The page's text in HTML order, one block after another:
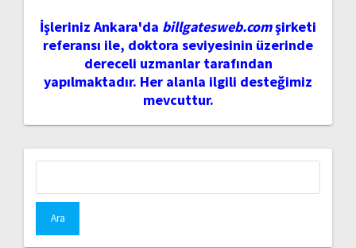
İşleriniz Ankara'da billgatesweb.comşirketi
referansı ile, doktora seviyesinin üzerinde
dereceli uzmanlar tarafından
yapılmaktadır. Her alanla ilgili desteğimiz
mevcuttur.